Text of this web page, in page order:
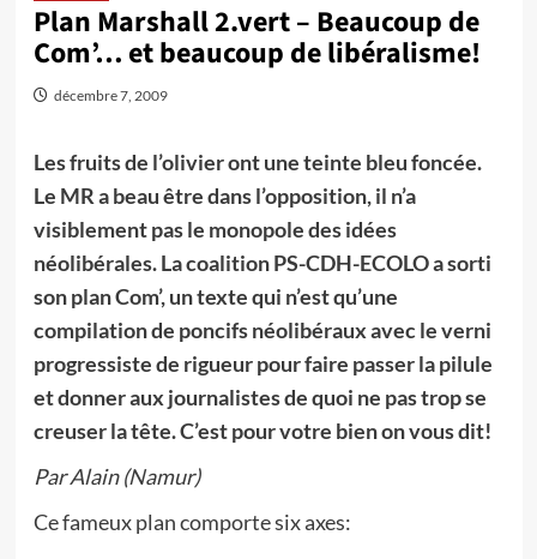
Plan Marshall 2.vert – Beaucoup de
Com’… et beaucoup de libéralisme!
décembre 7, 2009
Les fruits de l’olivier ont une teinte bleu foncée.
Le MR a beau être dans l’opposition, il n’a
visiblement pas le monopole des idées
néolibérales. La coalition PS-CDH-ECOLO a sorti
son plan Com’, un texte qui n’est qu’une
compilation de poncifs néolibéraux avec le verni
progressiste de rigueur pour faire passer la pilule
et donner aux journalistes de quoi ne pas trop se
creuser la tête. C’est pour votre bien on vous dit!
Par Alain (Namur)
Ce fameux plan comporte six axes: